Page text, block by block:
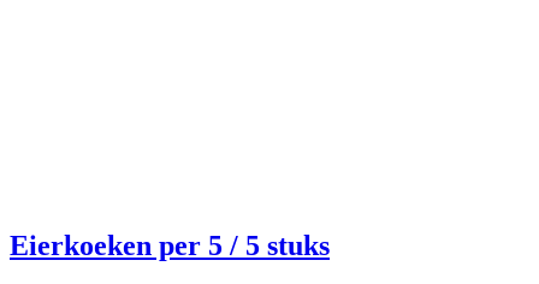
Eierkoeken per 5 / 5 stuks